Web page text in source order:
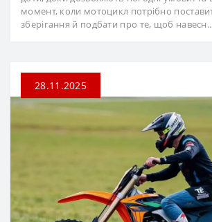
момент, коли мотоцикл потрібно
зберігання й подбати про те, щоб навесн..
28.11.2025